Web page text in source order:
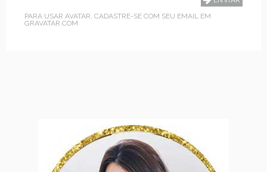
PARA USAR AVATAR, CADASTRE-SE COM SEU EMAIL EM
GRAVATAR.COM